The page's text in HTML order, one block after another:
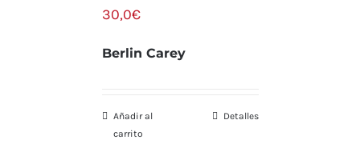
30,0€
Berlin Carey
Añadir al
carrito
Detalles